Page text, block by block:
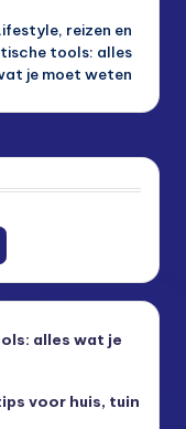
reizen en
tools: alles
je moet weten
alles wat je
voor huis, tuin